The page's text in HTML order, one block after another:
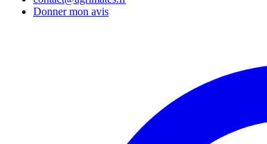
Donner mon avis